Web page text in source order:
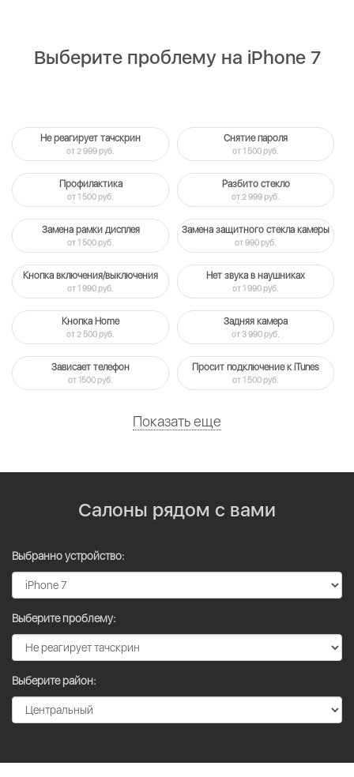
Выберите проблему на iPhone 7
Не реагирует тачскрин
от 2 999 руб.
Снятие пароля
от 1 500 руб.
Профилактика
от 1 500 руб.
Разбито стекло
от 2 999 руб.
Замена рамки дисплея
от 1 500 руб.
Замена защитного стекла камеры
от 990 руб.
Кнопка включения/выключения
от 1 990 руб.
Нет звука в наушниках
от 1 990 руб.
Кнопка Home
от 2 500 руб.
Задняя камера
от 3 990 руб.
Зависает телефон
от 1500 руб.
Просит подключение к iTunes
от 1 500 руб.
Показать еще
Салоны рядом с вами
Выбранно устройство:
Выберите проблему:
Выберите район: